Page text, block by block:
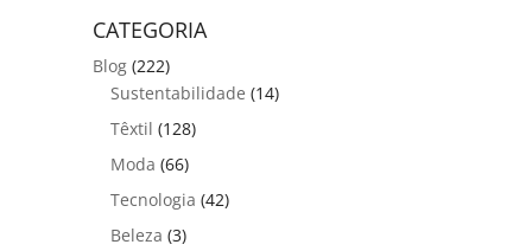
CATEGORIA
Blog (222)
Sustentabilidade (14)
Têxtil (128)
Moda (66)
Tecnologia (42)
Beleza (3)